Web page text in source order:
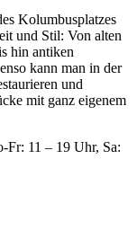
Kolumbusplatzes
und Stil: Von alten
hin antiken
kann man in der
und
mit ganz eigenem
Fr: 11 – 19 Uhr, Sa: